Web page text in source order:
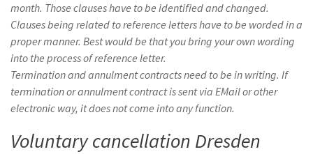
month. Those clauses have to be identified and changed.
Clauses being related to reference letters have to be worded in a
proper manner. Best would be that you bring your own wording
into the process of reference letter.
Termination and annulment contracts need to be in writing. If
termination or annulment contract is sent via EMail or other
electronic way, it does not come into any function.
Voluntary cancellation Dresden